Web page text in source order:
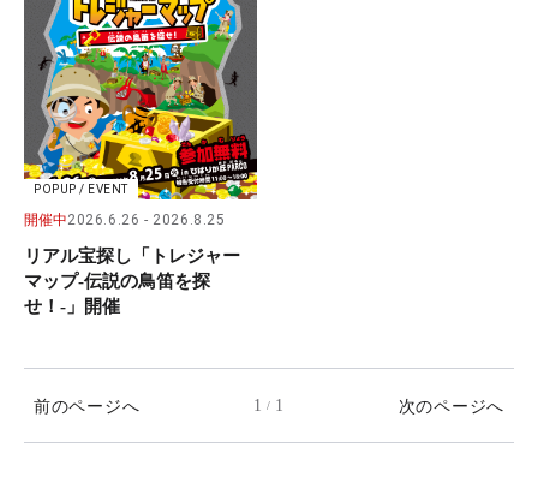
POPUP / EVENT
開催中2026.6.26 2026.8.25
リアル宝探し「トレジャー
マップ-伝説の鳥笛を探
せ！-」開催
前のページへ 1 / 1 次のページへ